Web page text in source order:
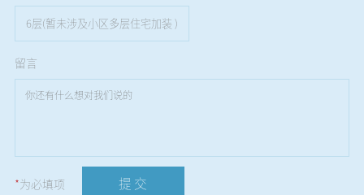
6层(暂未涉及小区多层住宅加装 )
留言
*为必填项 提 交